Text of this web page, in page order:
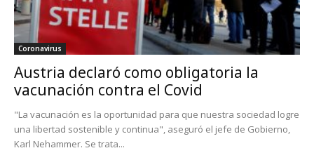
Coronavirus
Austria declaró como obligatoria la
vacunación contra el Covid
"La vacunación es la oportunidad para que nuestra sociedad logre
una libertad sostenible y continua", aseguró el jefe de Gobierno,
Karl Nehammer. Se trata...